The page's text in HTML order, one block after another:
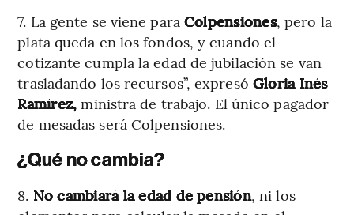
7. La gente se viene para Colpensiones, pero la
plata queda en los fondos, y cuando el
cotizante cumpla la edad de jubilación se van
trasladando los recursos”, expresó Gloria Inés
Ramírez, ministra de trabajo. El único pagador
de mesadas será Colpensiones.
¿Qué no cambia?
8. No cambiará la edad de pensión, ni los